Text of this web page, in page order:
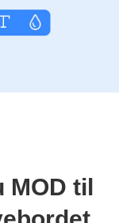
MOD til